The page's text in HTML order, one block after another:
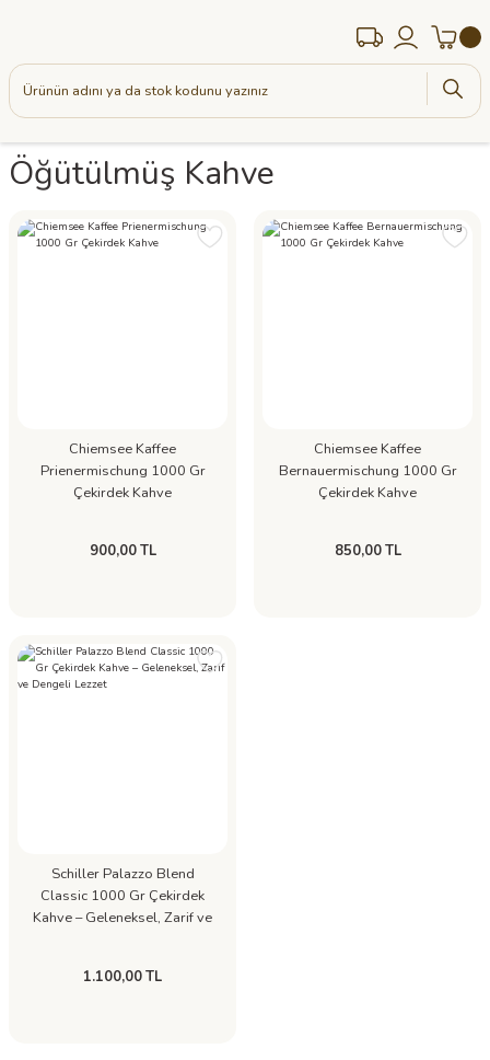
Öğütülmüş Kahve
Chiemsee Kaffee
Prienermischung 1000 Gr
Çekirdek Kahve
900,00 TL
Chiemsee Kaffee
Bernauermischung 1000 Gr
Çekirdek Kahve
850,00 TL
Schiller Palazzo Blend
Classic 1000 Gr Çekirdek
Kahve – Geleneksel, Zarif ve
1.100,00 TL